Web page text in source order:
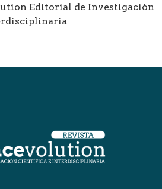
Editorial de Investigación